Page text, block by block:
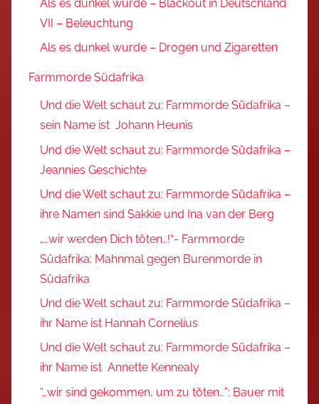
Als es dunkel wurde – Blackout in Deutschland
VII – Beleuchtung
Als es dunkel wurde – Drogen und Zigaretten
Farmmorde Südafrika
Und die Welt schaut zu: Farmmorde Südafrika –
sein Name ist Johann Heunis
Und die Welt schaut zu: Farmmorde Südafrika –
Jeannies Geschichte
Und die Welt schaut zu: Farmmorde Südafrika –
ihre Namen sind Sakkie und Ina van der Berg
„…wir werden Dich töten…!“- Farmmorde
Südafrika: Mahnmal gegen Burenmorde in
Südafrika
Und die Welt schaut zu: Farmmorde Südafrika –
ihr Name ist Hannah Cornelius
Und die Welt schaut zu: Farmmorde Südafrika –
ihr Name ist Annette Kennealy
“…wir sind gekommen, um zu töten…”: Bauer mit